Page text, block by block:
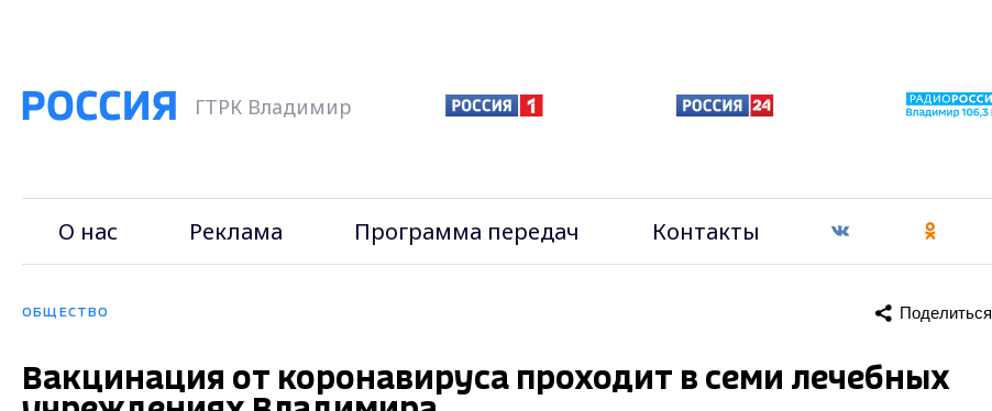
ГТРК Владимир
О нас Реклама Программа передач Контакты
ОБЩЕСТВО Поделиться
Вакцинация от коронавируса проходит в семи лечебных